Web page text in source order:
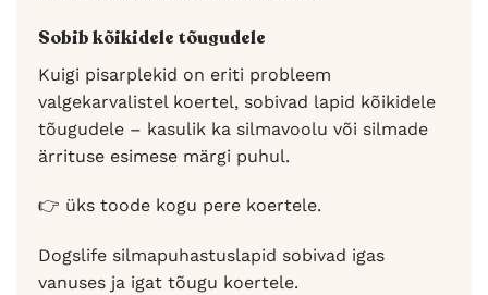
Sobib kõikidele tõugudele
Kuigi pisarplekid on eriti probleem
valgekarvalistel koertel, sobivad lapid kõikidele
tõugudele – kasulik ka silmavoolu või silmade
ärrituse esimese märgi puhul.
👉 üks toode kogu pere koertele.
Dogslife silmapuhastuslapid sobivad igas
vanuses ja igat tõugu koertele.